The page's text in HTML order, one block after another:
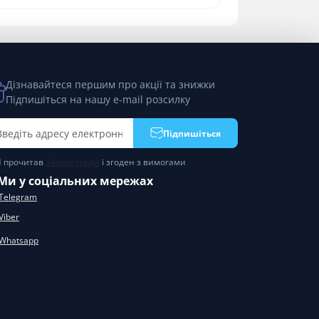
у соціальних мережах
Дізнавайтеся першим про акції та знижки
Підпишіться на нашу e-mail розсилку
Підпишіться
прочитав і згоден з вимогами